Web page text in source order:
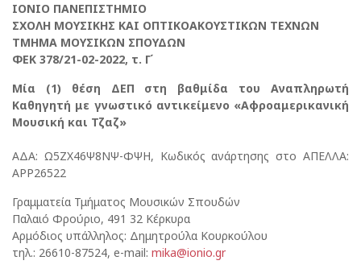
ΙΟΝΙΟ ΠΑΝΕΠΙΣΤΗΜΙΟ
ΣΧΟΛΗ ΜΟΥΣΙΚΗΣ ΚΑΙ ΟΠΤΙΚΟΑΚΟΥΣΤΙΚΩΝ ΤΕΧΝΩΝ
ΤΜΗΜΑ ΜΟΥΣΙΚΩΝ ΣΠΟΥΔΩΝ
ΦΕΚ 378/21-02-2022, τ. Γ΄
Μία (1) θέση ΔΕΠ στη βαθμίδα του Αναπληρωτή
Καθηγητή με γνωστικό αντικείμενο «Αφροαμερικανική
Μουσική και Τζαζ»
ΑΔΑ: Ω5ΖΧ46Ψ8ΝΨ-ΦΨΗ, Κωδικός ανάρτησης στο ΑΠΕΛΛΑ:
APP26522
Γραμματεία Τμήματος Μουσικών Σπουδών
Παλαιό Φρούριο, 491 32 Κέρκυρα
Αρμόδιος υπάλληλος: Δημητρούλα Κουρκούλου
τηλ.: 26610-87524, e-mail: mika@ionio.gr